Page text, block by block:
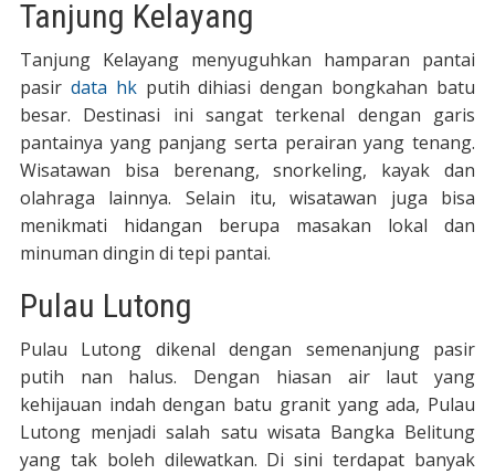
Tanjung Kelayang
Tanjung Kelayang menyuguhkan hamparan pantai
pasir data hkputih dihiasi dengan bongkahan batu
besar. Destinasi ini sangat terkenal dengan garis
pantainya yang panjang serta perairan yang tenang.
Wisatawan bisa berenang, snorkeling, kayak dan
olahraga lainnya. Selain itu, wisatawan juga bisa
menikmati hidangan berupa masakan lokal dan
minuman dingin di tepi pantai.
Pulau Lutong
Pulau Lutong dikenal dengan semenanjung pasir
putih nan halus. Dengan hiasan air laut yang
kehijauan indah dengan batu granit yang ada, Pulau
Lutong menjadi salah satu wisata Bangka Belitung
yang tak boleh dilewatkan. Di sini terdapat banyak